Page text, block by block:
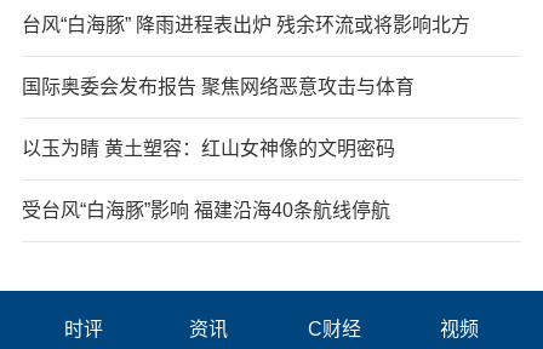
台风“白海豚” 降雨进程表出炉 残余环流或将影响北方
国际奥委会发布报告 聚焦网络恶意攻击与体育
以玉为睛 黄土塑容：红山女神像的文明密码
受台风“白海豚”影响 福建沿海40条航线停航
时评 资讯 C财经 视频